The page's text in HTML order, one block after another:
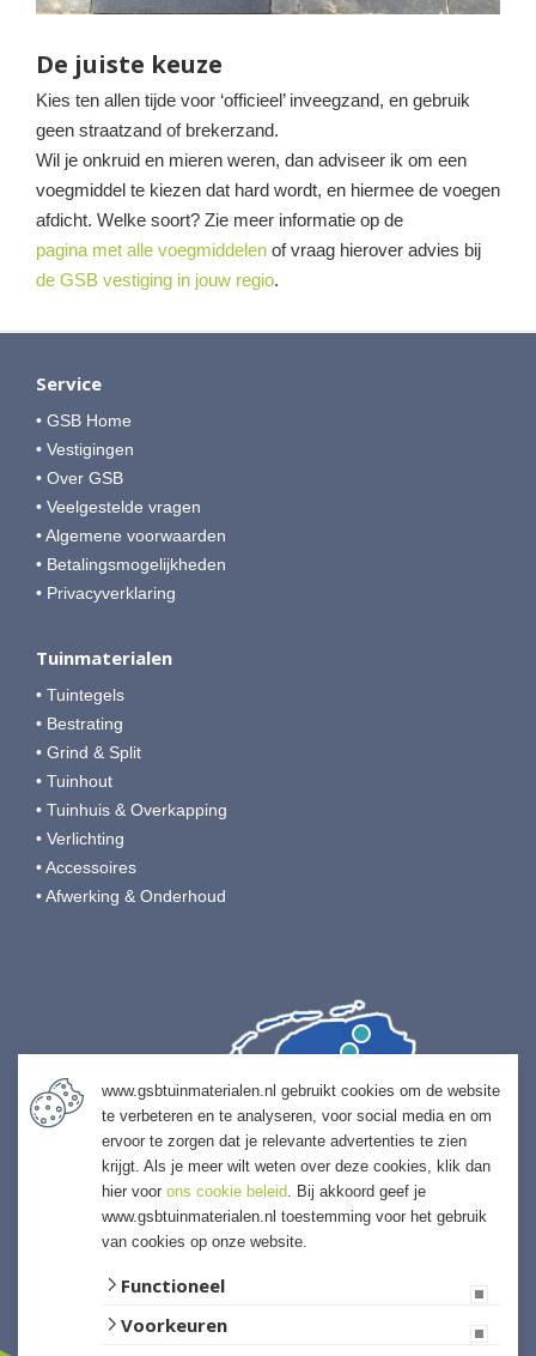
De juiste keuze
Kies ten allen tijde voor ‘officieel’ inveegzand, en gebruik
geen straatzand of brekerzand.
Wil je onkruid en mieren weren, dan adviseer ik om een
voegmiddel te kiezen dat hard wordt, en hiermee de voegen
afdicht. Welke soort? Zie meer informatie op de
pagina met alle voegmiddelen of vraag hierover advies bij
de GSB vestiging in jouw regio.
Service
• GSB Home
• Vestigingen
• Over GSB
• Veelgestelde vragen
• Algemene voorwaarden
• Betalingsmogelijkheden
• Privacyverklaring
Tuinmaterialen
• Tuintegels
• Bestrating
• Grind & Split
• Tuinhout
• Tuinhuis & Overkapping
• Verlichting
• Accessoires
• Afwerking & Onderhoud
www.gsbtuinmaterialen.nl gebruikt cookies om de website
te verbeteren en te analyseren, voor social media en om
ervoor te zorgen dat je relevante advertenties te zien
krijgt. Als je meer wilt weten over deze cookies, klik dan
hier voor ons cookie beleid. Bij akkoord geef je
www.gsbtuinmaterialen.nl toestemming voor het gebruik
van cookies op onze website.
Functioneel
Voorkeuren